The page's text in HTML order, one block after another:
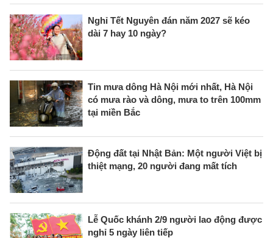
Nghỉ Tết Nguyên đán năm 2027 sẽ kéo
dài 7 hay 10 ngày?
Tin mưa dông Hà Nội mới nhất, Hà Nội
có mưa rào và dông, mưa to trên 100mm
tại miền Bắc
Động đất tại Nhật Bản: Một người Việt bị
thiệt mạng, 20 người đang mất tích
Lễ Quốc khánh 2/9 người lao động được
nghỉ 5 ngày liên tiếp